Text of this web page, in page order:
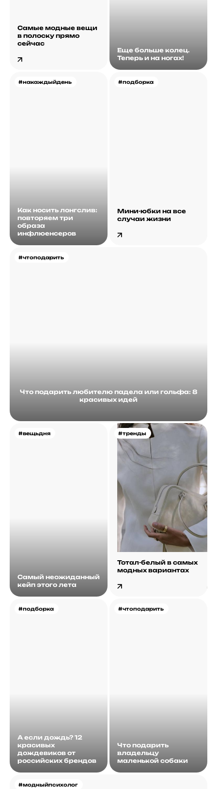
Самые модные вещи
в полоску прямо
сейчас
Еще больше колец.
Теперь и на ногах!
#накаждыйдень
Как носить лонгслив:
повторяем три
образа
инфлюенсеров
#чтоподарить
Что подарить любителю падела или гольфа: 8
красивых идей
#подборка
Мини-юбки на все
случаи жизни
#вещьдня
Самый неожиданный
кейп этого лета
#тренды
Тотал-белый в самых
модных вариантах
#подборка
А если дождь? 12
красивых
дождевиков от
российских брендов
#модныйпсихолог
#чтоподарить
Что подарить
владельцу
маленькой собаки